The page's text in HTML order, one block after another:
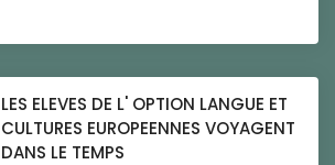
LES ELEVES DE L' OPTION LANGUE ET
CULTURES EUROPEENNES VOYAGENT
DANS LE TEMPS